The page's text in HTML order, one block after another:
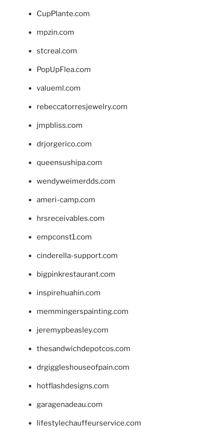
CupPlante.com
mpzin.com
stcreal.com
PopUpFlea.com
valueml.com
rebeccatorresjewelry.com
jmpbliss.com
drjorgerico.com
queensushipa.com
wendyweimerdds.com
ameri-camp.com
hrsreceivables.com
empconst1.com
cinderella-support.com
bigpinkrestaurant.com
inspirehuahin.com
memmingerspainting.com
jeremypbeasley.com
thesandwichdepotcos.com
drgiggleshouseofpain.com
hotflashdesigns.com
garagenadeau.com
lifestylechauffeurservice.com